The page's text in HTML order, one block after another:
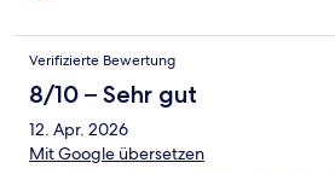
Verifizierte Bewertung
8/10 – Sehr gut
12. Apr. 2026
Mit Google übersetzen